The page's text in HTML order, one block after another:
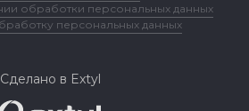
обработки персональных данных
персональных данных
Сделано в Extyl